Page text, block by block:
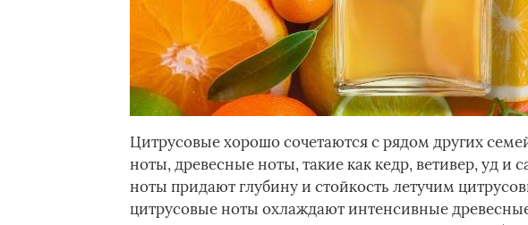
Цитрусовые хорошо сочетаются с рядом других
ноты, древесные ноты, такие как кедр, ветивер, уд и
ноты придают глубину и стойкость летучим
цитрусовые ноты охлаждают интенсивные